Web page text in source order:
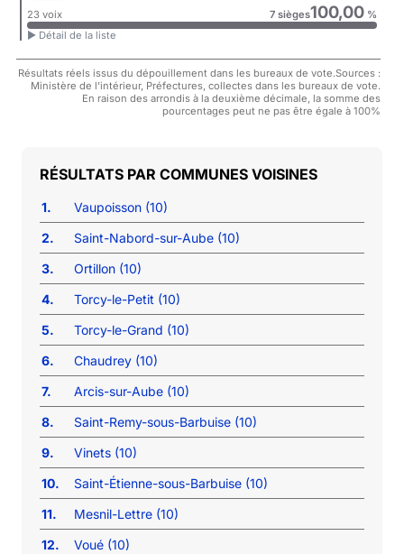
23 voix 7 sièges100,00%
► Détail de la liste
Résultats réels issus du dépouillement dans les bureaux de vote.Sources :
Ministère de l'intérieur, Préfectures, collectes dans les bureaux de vote.
En raison des arrondis à la deuxième décimale, la somme des
pourcentages peut ne pas être égale à 100%
COMMUNES VOISINES
1.
Vaupoisson (10)
2.
Saint-Nabord-sur-Aube (10)
3.
Ortillon (10)
4.
Torcy-le-Petit (10)
5.
Torcy-le-Grand (10)
6.
Chaudrey (10)
7.
Arcis-sur-Aube (10)
8.
Saint-Remy-sous-Barbuise (10)
9.
Vinets (10)
10.
Saint-Étienne-sous-Barbuise (10)
11.
Mesnil-Lettre (10)
12.
Voué (10)